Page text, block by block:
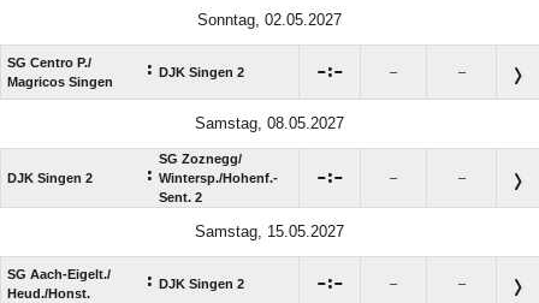
Sonntag, 02.05.2027
SG Centro P./​
Magricos Singen
: DJK Singen 2 : – –
Samstag, 08.05.2027
DJK Singen 2 :
SG Zoznegg/​
Wintersp./​Hohenf.-
Sent. 2
: – –
Samstag, 15.05.2027
SG Aach-Eigelt./​
Heud./​Honst.
: DJK Singen 2 : – –